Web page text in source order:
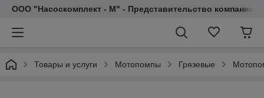
ООО "Насоскомплект - М" - Представительство компании
Товары и услуги Мотопомпы Грязевые